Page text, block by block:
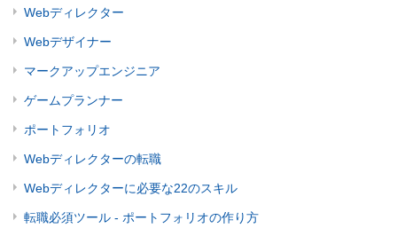
Webディレクター
Webデザイナー
マークアップエンジニア
ゲームプランナー
ポートフォリオ
Webディレクターの転職
Webディレクターに必要な22のスキル
転職必須ツール - ポートフォリオの作り方